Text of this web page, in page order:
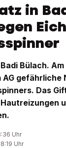
in
Bülach.
gefährliche
Das
Uhr
Uhr